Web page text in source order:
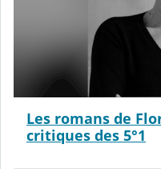
Les romans de
critiques des 5°1